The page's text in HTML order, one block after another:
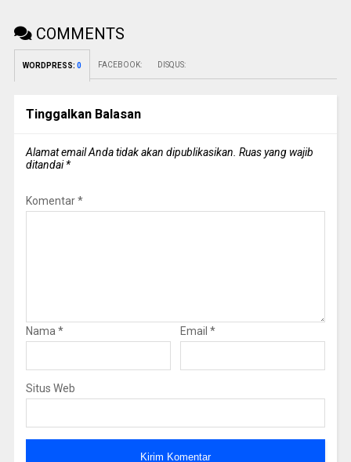
COMMENTS
WORDPRESS: 0 FACEBOOK: DISQUS:
Tinggalkan Balasan
Alamat email Anda tidak akan dipublikasikan. Ruas yang wajib
ditandai*
Komentar*
Nama * Email *
Situs Web